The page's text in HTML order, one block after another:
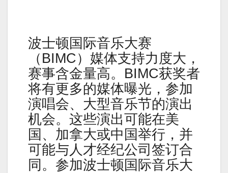
波士顿国际音乐大赛
（BIMC）媒体支持力度大，
赛事含金量高。BIMC获奖者
将有更多的媒体曝光，参加
演唱会、大型音乐节的演出
机会。这些演出可能在美
国、加拿大或中国举行，并
可能与人才经纪公司签订合
同。参加波士顿国际音乐大